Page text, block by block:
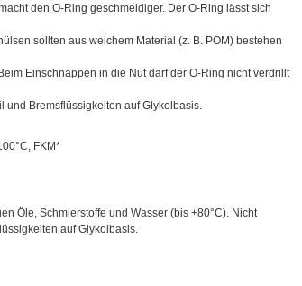
den O-Ring geschmeidiger. Der O-Ring lässt sich
sollten aus weichem Material (z. B. POM) bestehen
Einschnappen in die Nut darf der O-Ring nicht verdrillt
und Bremsflüssigkeiten auf Glykolbasis.
FKM*
Öle, Schmierstoffe und Wasser (bis +80°C). Nicht
auf Glykolbasis.